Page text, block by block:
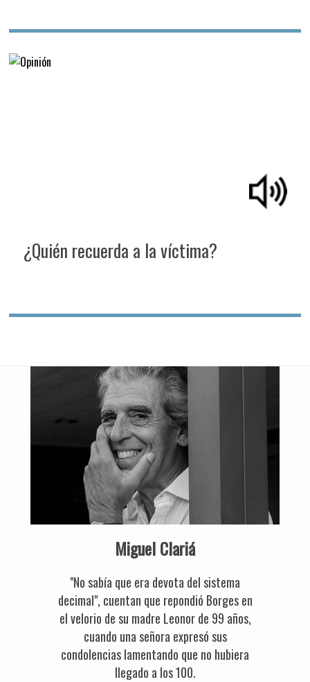
¿Quién recuerda a la víctima?
Miguel Clariá
"No sabía que era devota del sistema
decimal", cuentan que repondió Borges en
el velorio de su madre Leonor de 99 años,
cuando una señora expresó sus
condolencias lamentando que no hubiera
llegado a los 100.